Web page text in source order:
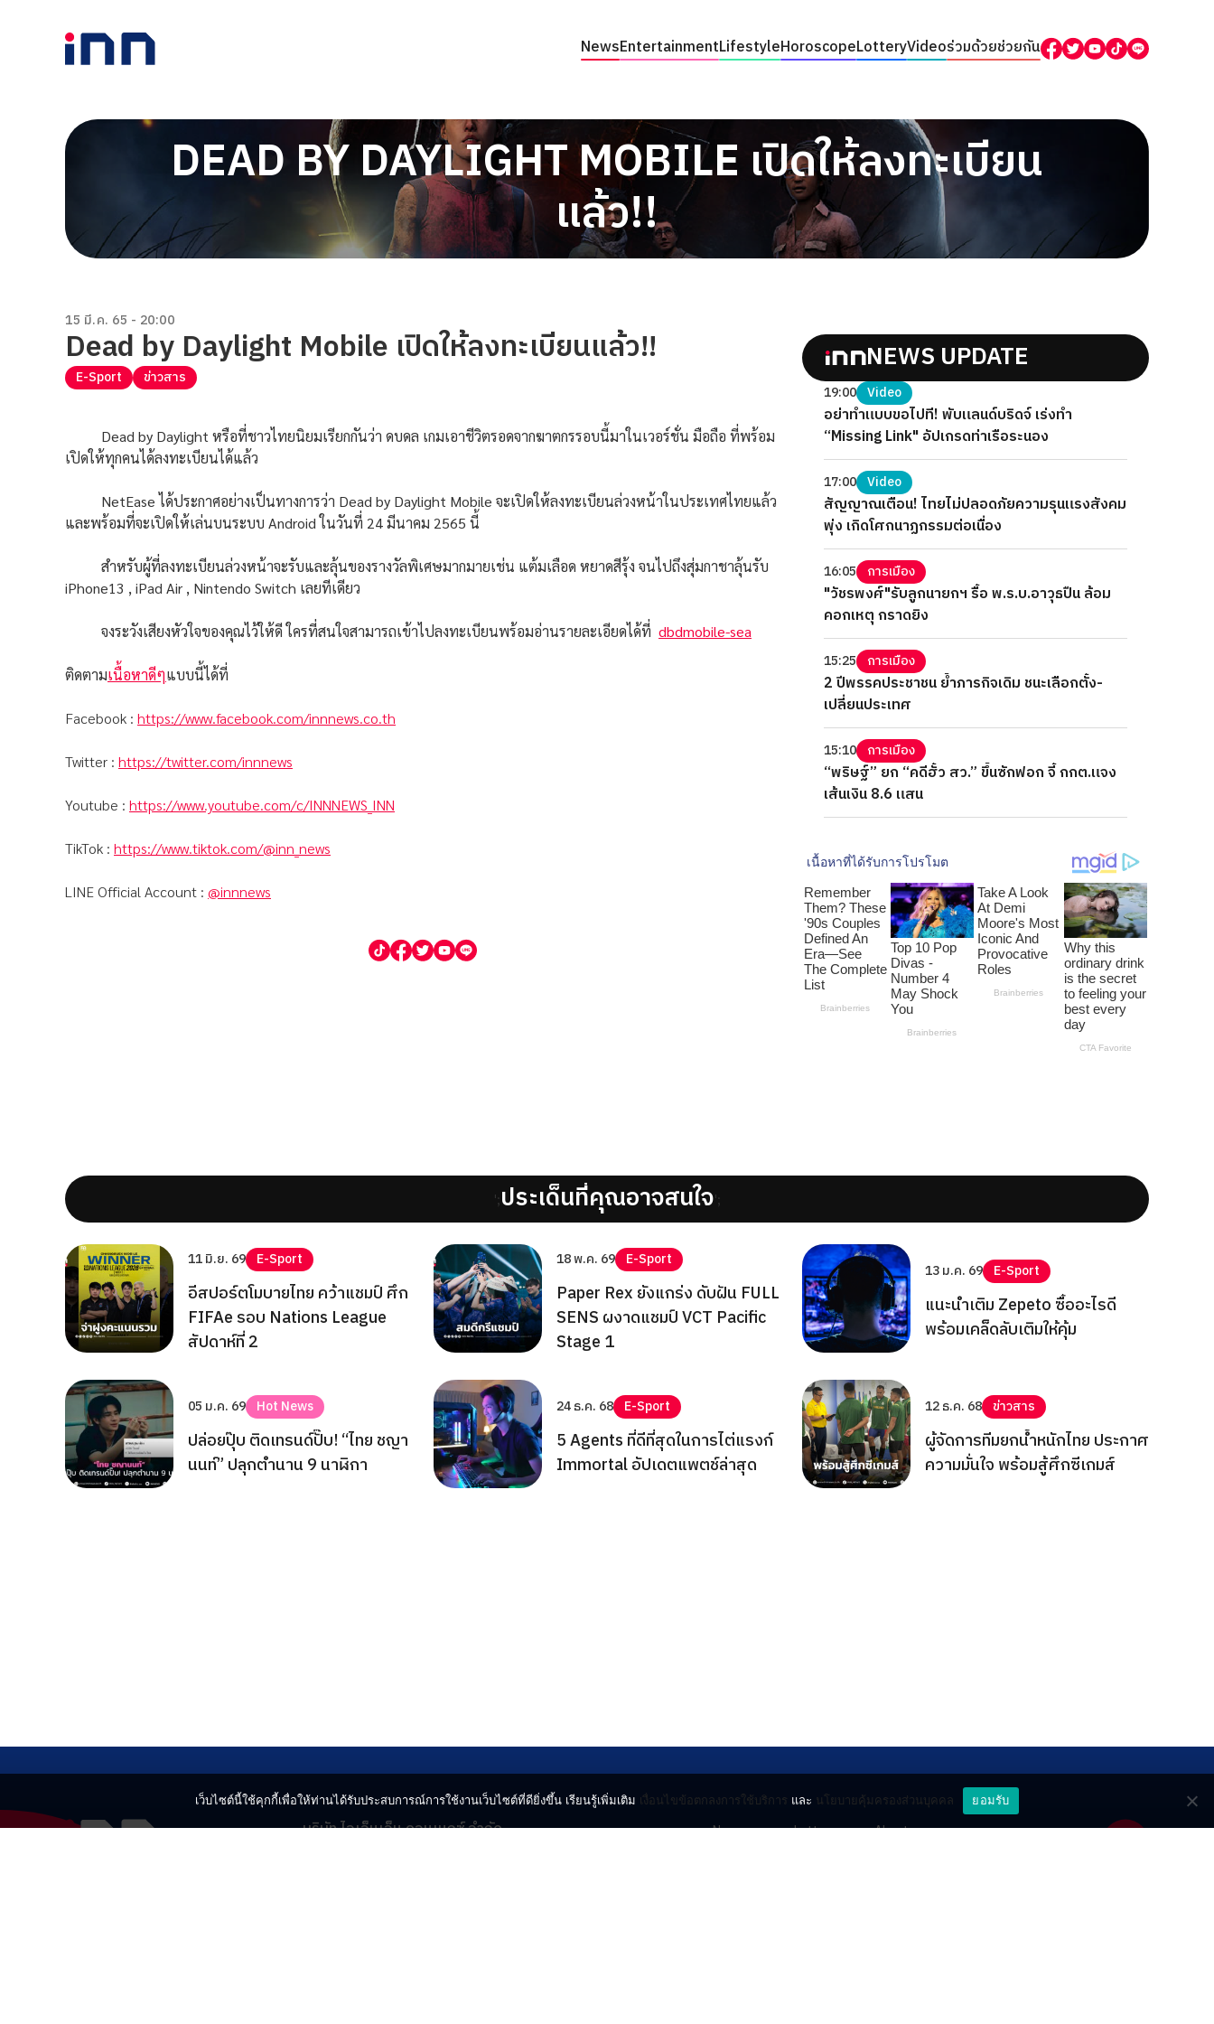
NewsEntertainmentLifestyleHoroscopeLotteryVideoร่วมด้วยช่วยกัน
DEAD BY DAYLIGHT MOBILE เปิดให้ลงทะเบียน
แล้ว!!
15 มี.ค. 65 - 20:00
Dead by Daylight Mobile เปิดให้ลงทะเบียนแล้ว!!
E-Sport ข่าวสาร
Dead by Daylight หรือที่ชาวไทยนิยมเรียกกันว่า ดบดล เกมเอาชีวิตรอดจากฆาตกรรอบนี้มาในเวอร์ชั่น มือถือ ที่พร้อม
เปิดให้ทุกคนได้ลงทะเบียนได้แล้ว
NetEase ได้ประกาศอย่างเป็นทางการว่า Dead by Daylight Mobile จะเปิดให้ลงทะเบียนล่วงหน้าในประเทศไทยแล้ว
และพร้อมที่จะเปิดให้เล่นบนระบบ Android ในวันที่ 24 มีนาคม 2565 นี้
สำหรับผู้ที่ลงทะเบียนล่วงหน้าจะรับและลุ้นของรางวัลพิเศษมากมายเช่น แต้มเลือด หยาดสีรุ้ง จนไปถึงสุ่มกาชาลุ้นรับ
iPhone13 , iPad Air , Nintendo Switch เลยทีเดียว
จงระวังเสียงหัวใจของคุณไว้ให้ดี ใครที่สนใจสามารถเข้าไปลงทะเบียนพร้อมอ่านรายละเอียดได้ที่ dbdmobile-sea
ติดตามเนื้อหาดีๆแบบนี้ได้ที่
Facebook : https://www.facebook.com/innnews.co.th
Twitter : https://twitter.com/innnews
Youtube : https://www.youtube.com/c/INNNEWS_INN
TikTok : https://www.tiktok.com/@inn_news
LINE Official Account : @innnews
NEWS UPDATE
19:00 Video
อย่าทำแบบขอไปที! พับแลนด์บริดจ์ เร่งทำ
“Missing Link" อัปเกรดท่าเรือระนอง
17:00 Video
สัญญาณเตือน! ไทยไม่ปลอดภัยความรุนแรงสังคม
พุ่ง เกิดโศกนาฏกรรมต่อเนื่อง
16:05 การเมือง
"วัชรพงศ์"รับลูกนายกฯ รื้อ พ.ร.บ.อาวุธปืน ล้อม
คอกเหตุ กราดยิง
15:25 การเมือง
2 ปีพรรคประชาชน ย้ำภารกิจเดิม ชนะเลือกตั้ง-
เปลี่ยนประเทศ
15:10 การเมือง
“พริษฐ์” ยก “คดีฮั้ว สว.” ขึ้นซักฟอก จี้ กกต.แจง
เส้นเงิน 8.6 แสน
';ประเด็นที่คุณอาจสนใจ';
11 มิ.ย. 69 E-Sport
อีสปอร์ตโมบายไทย คว้าแชมป์ ศึก
FIFAe รอบ Nations League
สัปดาห์ที่ 2
18 พ.ค. 69 E-Sport
Paper Rex ยังแกร่ง ดับฝัน FULL
SENS ผงาดแชมป์ VCT Pacific
Stage 1
13 ม.ค. 69 E-Sport
แนะนำเติม Zepeto ซื้ออะไรดี
พร้อมเคล็ดลับเติมให้คุ้ม
05 ม.ค. 69 Hot News
ปล่อยปุ๊บ ติดเทรนด์ปั๊บ! “ไทย ชญา
นนท์” ปลุกตำนาน 9 นาฬิกา
24 ธ.ค. 68 E-Sport
5 Agents ที่ดีที่สุดในการไต่แรงก์
Immortal อัปเดตแพตช์ล่าสุด
12 ธ.ค. 68 ข่าวสาร
ผู้จัดการทีมยกน้ำหนักไทย ประกาศ
ความมั่นใจ พร้อมสู้ศึกซีเกมส์
บริษัท ไอเอ็นเอ็น คอนเนกซ์ จำกัด
News
Lottery
About
เว็บไซต์นี้ใช้คุกกี้เพื่อให้ท่านได้รับประสบการณ์การใช้งานเว็บไซต์ที่ดียิ่งขึ้น เรียนรู้เพิ่มเติม เงื่อนไขข้อตกลงการใช้บริการ และ นโยบายคุ้มครองส่วนบุคคล ยอมรับ